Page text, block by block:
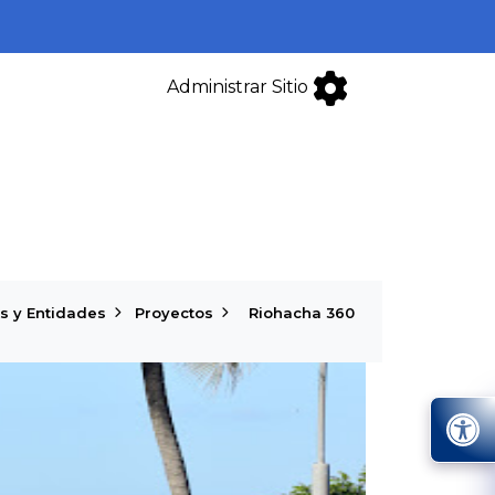
Administrar Sitio
y Entidades Proyectos Riohacha 360